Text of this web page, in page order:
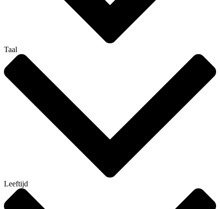
Taal
Leeftijd